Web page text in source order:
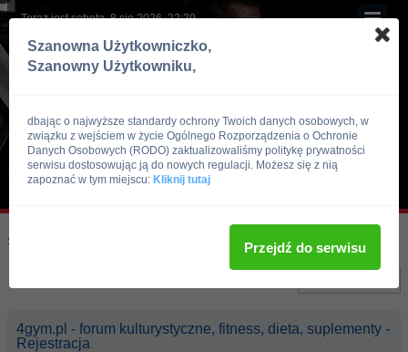
Teraz jest sobota, 8 sie 2026, 22:29
Skocz do:
4gym.pl - forum kulturystyczne, fitness, dieta, suplementy -
Rejestracja
Szanowna Użytkowniczko,
Szanowny Użytkowniku,
dbając o najwyższe standardy ochrony Twoich danych osobowych, w
związku z wejściem w życie Ogólnego Rozporządzenia o Ochronie
Danych Osobowych (RODO) zaktualizowaliśmy politykę prywatności
serwisu dostosowując ją do nowych regulacji. Możesz się z nią
zapoznać w tym miejscu: Kliknij tutaj
Przejdź do serwisu